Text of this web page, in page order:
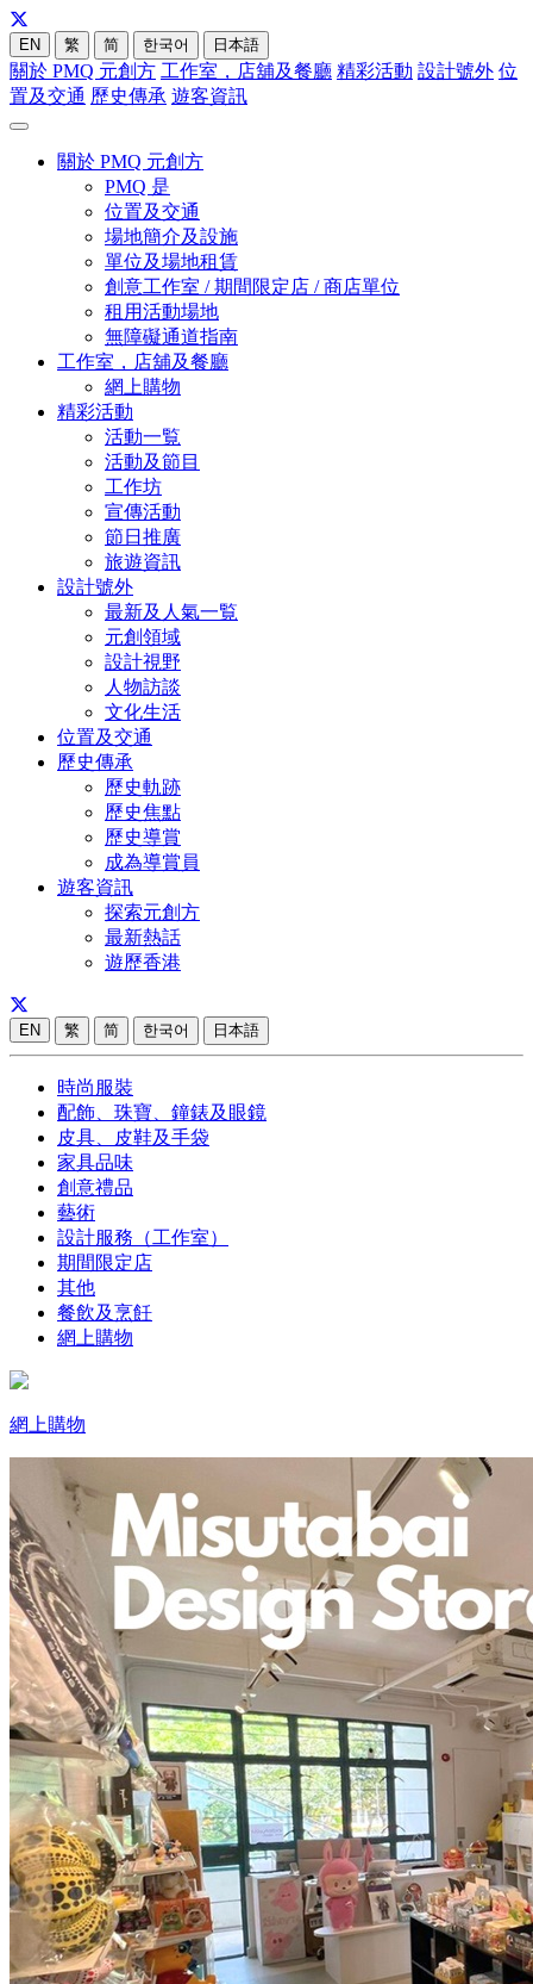
EN 繁 简 한국어 日本語
關於 PMQ 元創方 工作室，店舖及餐廳 精彩活動 設計號外 位
置及交通 歷史傳承 遊客資訊
關於 PMQ 元創方
PMQ 是
位置及交通
場地簡介及設施
單位及場地租賃
創意工作室 / 期間限定店 / 商店單位
租用活動場地
無障礙通道指南
工作室，店舖及餐廳
網上購物
精彩活動
活動一覧
活動及節目
工作坊
宣傳活動
節日推廣
旅遊資訊
設計號外
最新及人氣一覧
元創領域
設計視野
人物訪談
文化生活
位置及交通
歷史傳承
歷史軌跡
歷史焦點
歷史導賞
成為導賞員
遊客資訊
探索元創方
最新熱話
遊歷香港
EN 繁 简 한국어 日本語
時尚服裝
配飾、珠寶、鐘錶及眼鏡
皮具、皮鞋及手袋
家具品味
創意禮品
藝術
設計服務（工作室）
期間限定店
其他
餐飲及烹飪
網上購物
網上購物